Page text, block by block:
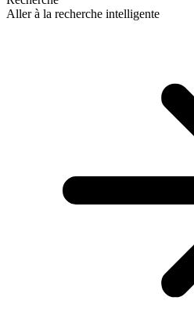
Aller à la recherche intelligente